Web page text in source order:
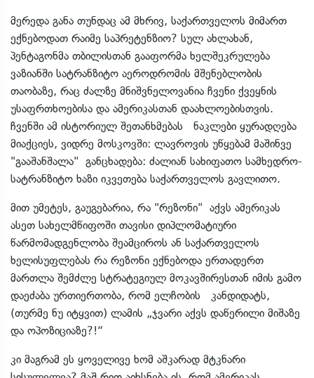
მერედა განა თუნდაც ამ მხრივ, საქართველოს მიმართ
ექნებოდათ რაიმე საპრეტენზიო? სულ ახლახან,
პენტაგონმა თბილისთან გააფორმა ხელშეკრულება
ვაზიანში სატრანზიტო აეროდრომის მშენებლობის
თაობაზე, რაც ძალზე მნიშვნელოვანია ჩვენი ქვეყნის
უსაფრთხოებისა და ამერიკასთან დაახლოებისთვის.
ჩვენში ამ ისტორიულ შეთანხმებას ნაკლები ყურადღება
მიაქციეს, ვიდრე მოსკოვში: ლავროვის უწყებამ მაშინვე
"გააშანშალა" განცხადება: ძალიან სახიფათო სამხედრო-
სატრანზიტო ხაზი იკვეთება საქართველოს გავლითო.
მით უმეტეს, გაუგებარია, რა "რეზონი" აქვს ამერიკას
ასეთ სახელმწიფოში თავისი დიპლომატიური
წარმომადგენლობა შეამციროს ან საქართველოს
ხელისუფლებას რა რეზონი ექნებოდა ერთადერთ
მართლა შემძლე სტრატეგიულ მოკავშირესთან იმის გამო
დაეძაბა ურთიერთობა, რომ ელჩობის კანდიდატს,
(თურმე ნუ იტყვით) ლამის „ჯვარი აქვს დაწერილი მიშაზე
და ოპოზიციაზე?!“
კი მაგრამ ეს ყოველივე ხომ აშკარად მტკნარი